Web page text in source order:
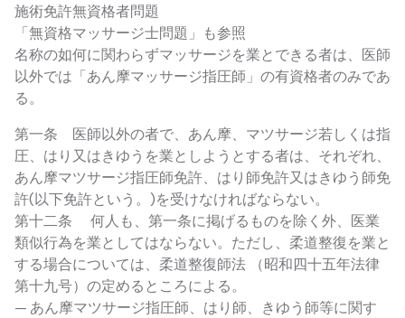
施術免許無資格者問題
「無資格マッサージ士問題」も参照
名称の如何に関わらずマッサージを業とできる者は、医師
以外では「あん摩マッサージ指圧師」の有資格者のみであ
る。
第一条 医師以外の者で、あん摩、マツサージ若しくは指
圧、はり又はきゆうを業としようとする者は、それぞれ、
あん摩マツサージ指圧師免許、はり師免許又はきゆう師免
許(以下免許という。)を受けなければならない。
第十二条 何人も、第一条に掲げるものを除く外、医業
類似行為を業としてはならない。ただし、柔道整復を業と
する場合については、柔道整復師法 （昭和四十五年法律
第十九号）の定めるところによる。
— あん摩マツサージ指圧師、はり師、きゆう師等に関す